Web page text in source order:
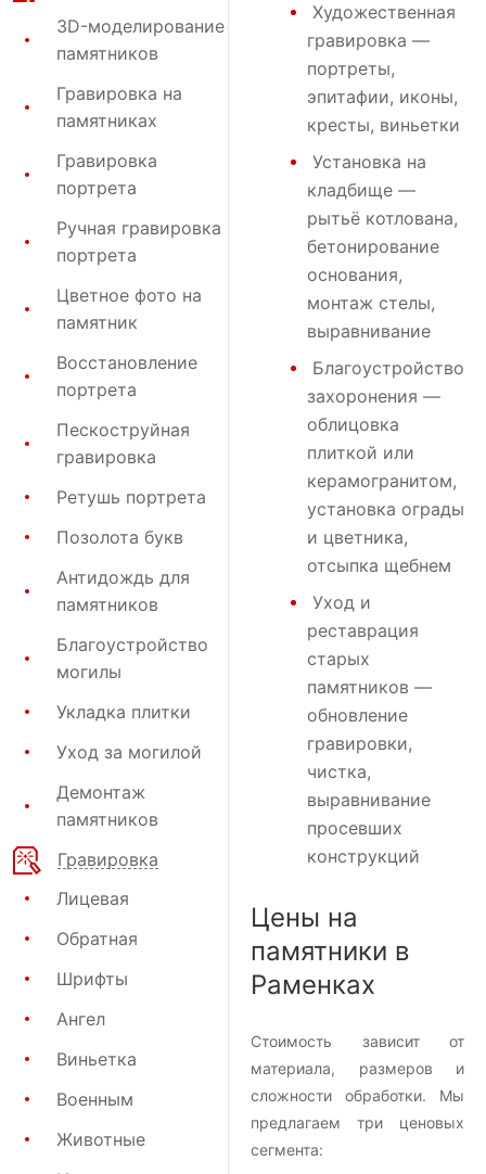
3D-моделирование
памятников
Гравировка на
памятниках
Гравировка
портрета
Ручная гравировка
портрета
Цветное фото на
памятник
Восстановление
портрета
Пескоструйная
гравировка
Ретушь портрета
Позолота букв
Антидождь для
памятников
Благоустройство
могилы
Укладка плитки
Уход за могилой
Демонтаж
памятников
Гравировка
Лицевая
Обратная
Шрифты
Ангел
Виньетка
Военным
Животные
Художественная
гравировка —
портреты,
эпитафии, иконы,
кресты, виньетки
Установка на
кладбище —
рытьё котлована,
бетонирование
основания,
монтаж стелы,
выравнивание
Благоустройство
захоронения —
облицовка
плиткой или
керамогранитом,
установка ограды
и цветника,
отсыпка щебнем
Уход и
реставрация
старых
памятников —
обновление
гравировки,
чистка,
выравнивание
просевших
конструкций
Цены на
памятники в
Раменках
Стоимость зависит от
материала, размеров и
сложности обработки. Мы
предлагаем три ценовых
сегмента: